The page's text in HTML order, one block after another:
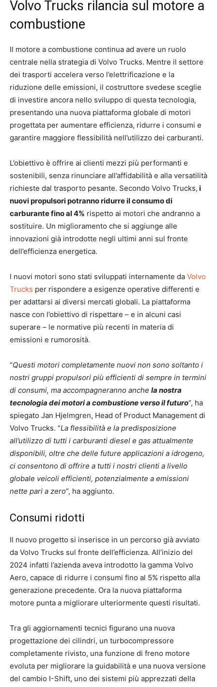
Volvo Trucks rilancia sul motore a
combustione
Il motore a combustione continua ad avere un ruolo
centrale nella strategia di Volvo Trucks. Mentre il settore
dei trasporti accelera verso l’elettrificazione e la
riduzione delle emissioni, il costruttore svedese sceglie
di investire ancora nello sviluppo di questa tecnologia,
presentando una nuova piattaforma globale di motori
progettata per aumentare efficienza, ridurre i consumi e
garantire maggiore flessibilità nell’utilizzo dei carburanti.
L’obiettivo è offrire ai clienti mezzi più performanti e
sostenibili, senza rinunciare all’affidabilità e alla versatilità
richieste dal trasporto pesante. Secondo Volvo Trucks, i
nuovi propulsori potranno ridurre il consumo di
carburante fino al 4% rispetto ai motori che andranno a
sostituire. Un miglioramento che si aggiunge alle
innovazioni già introdotte negli ultimi anni sul fronte
dell’efficienza energetica.
I nuovi motori sono stati sviluppati internamente da Volvo
Trucks per rispondere a esigenze operative differenti e
per adattarsi ai diversi mercati globali. La piattaforma
nasce con l’obiettivo di rispettare – e in alcuni casi
superare – le normative più recenti in materia di
emissioni e rumorosità.
“Questi motori completamente nuovi non sono soltanto i
nostri gruppi propulsori più efficienti di sempre in termini
di consumi, ma accompagneranno anche la nostra
tecnologia dei motori a combustione verso il futuro“, ha
spiegato Jan Hjelmgren, Head of Product Management di
Volvo Trucks. “La flessibilità e la predisposizione
all’utilizzo di tutti i carburanti diesel e gas attualmente
disponibili, oltre che delle future applicazioni a idrogeno,
ci consentono di offrire a tutti i nostri clienti a livello
globale veicoli efficienti, potenzialmente a emissioni
nette pari a zero“, ha aggiunto.
Consumi ridotti
Il nuovo progetto si inserisce in un percorso già avviato
da Volvo Trucks sul fronte dell’efficienza. All’inizio del
2024 infatti l’azienda aveva introdotto la gamma Volvo
Aero, capace di ridurre i consumi fino al 5% rispetto alla
generazione precedente. Ora la nuova piattaforma
motore punta a migliorare ulteriormente questi risultati.
Tra gli aggiornamenti tecnici figurano una nuova
progettazione dei cilindri, un turbocompressore
completamente rivisto, una funzione di freno motore
evoluta per migliorare la guidabilità e una nuova versione
del cambio I-Shift, uno dei sistemi più apprezzati della